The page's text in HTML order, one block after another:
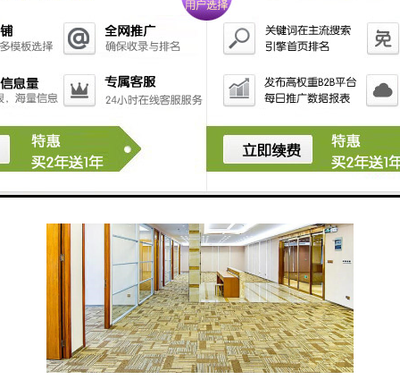
项目：中心区 成熟片区
占地面积：43470.00㎡
建筑面积：536000.00㎡
物业公司：深圳市京基物业管理有限公司
总房源：902